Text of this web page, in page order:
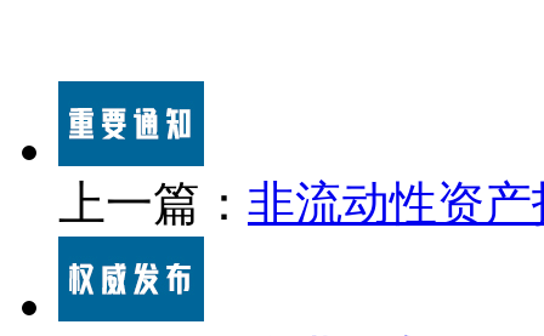
上一篇： 非流动性资